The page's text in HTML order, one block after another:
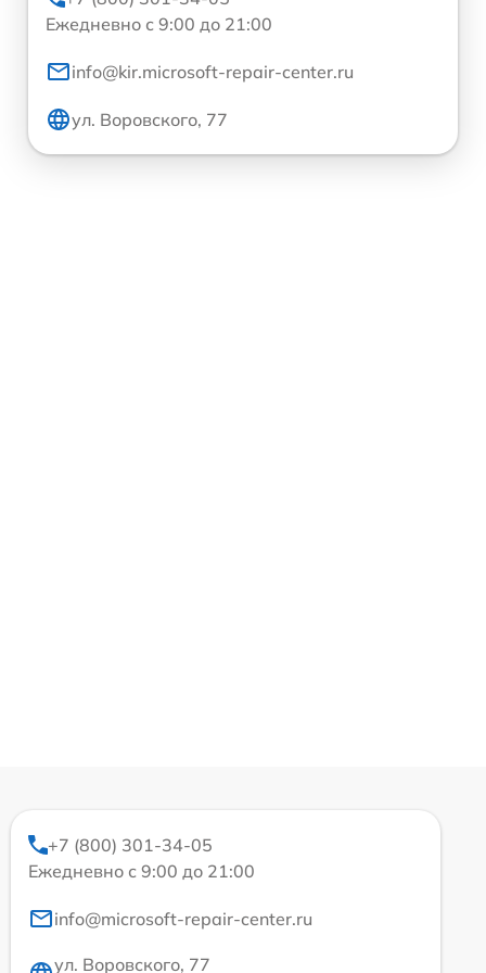
Ежедневно с 9:00 до 21:00
info@kir.microsoft-repair-center.ru
ул. Воровского, 77
+7 (800) 301-34-05
Ежедневно с 9:00 до 21:00
info@microsoft-repair-center.ru
ул. Воровского, 77